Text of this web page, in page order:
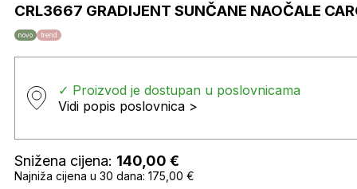
CRL3667 GRADIJENT SUNČANE NAOČALE
novo trend
✓ Proizvod je dostupan u poslovnicama
Vidi popis poslovnica >
Snižena cijena: 140,00 €
Najniža cijena u 30 dana: 175,00 €